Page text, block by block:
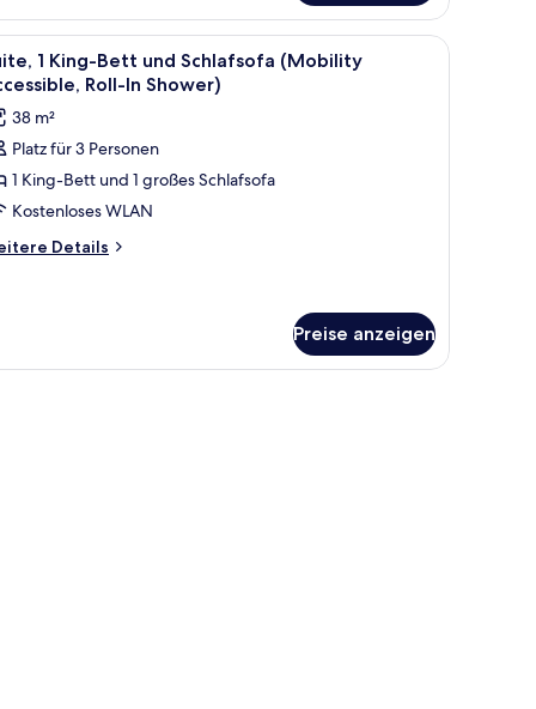
Geschirrspüler.
Holzschrank und einer Duschkabine.Ein Hotelzimmer mit Bett, einer Couch,
7
1 King-Bett und Schlafsofa (Mobility
Roll-In Shower)
38 m²
Platz für 3 Personen
1 King-Bett und 1 großes Schlafsofa
Kostenloses WLAN
Details
Preise anzeigen